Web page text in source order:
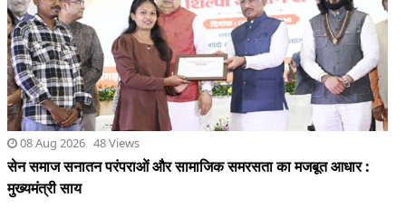
सेन समाज सनातन परंपराओं और सामाजिक समरसता का मजबूत आधार :
मुख्यमंत्री साय